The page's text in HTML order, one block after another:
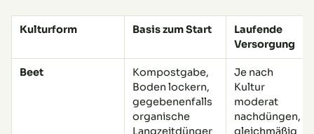
Kulturform Basis zum Start
Laufende
Versorgung
Beet
Kompostgabe,
Boden lockern,
gegebenenfalls
organische
Langzeitdünger
Je nach
Kultur
moderat
nachdüngen,
gleichmäßig